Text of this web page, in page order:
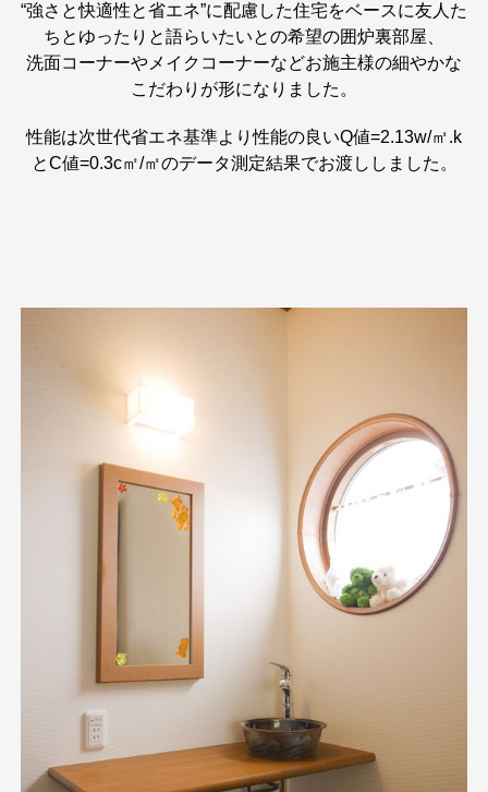
“強さと快適性と省エネ”に配慮した住宅をベースに友人た
ちとゆったりと語らいたいとの希望の囲炉裏部屋、
洗面コーナーやメイクコーナーなどお施主様の細やかな
こだわりが形になりました。
性能は次世代省エネ基準より性能の良いQ値=2.13w/㎡.k
とC値=0.3c㎡/㎡のデータ測定結果でお渡ししました。